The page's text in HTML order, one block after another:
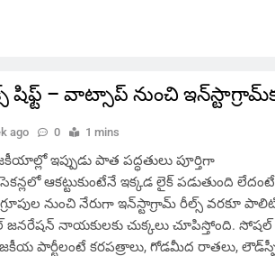
షిఫ్ట్ – వాట్సాప్ నుంచి
ago 0 1 mins
ఇప్పుడు పాత పద్ధతులు పూర్తిగా
ఆకట్టుకుంటేనే ఇక్కడ లైక్ పడుతుంది లేదంటే
నుంచి నేరుగా ఇన్‌స్టాగ్రామ్ రీల్స్ వరకూ
నాయకులకు చుక్కలు చూపిస్తోంది. సోషల్
పార్టీలంటే కరపత్రాలు, గోడమీద రాతలు,